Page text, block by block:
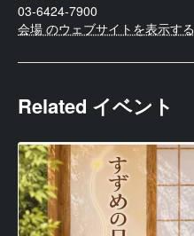
03-6424-7900
会場 のウェブサイトを表示する
Related イベント